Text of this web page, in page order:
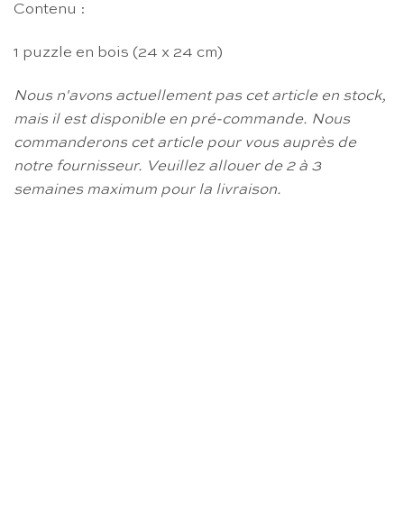
Contenu :
1 puzzle en bois (24 x 24 cm)
Nous n'avons actuellement pas cet article en stock,
mais il est disponible en pré-commande. Nous
commanderons cet article pour vous auprès de
notre fournisseur. Veuillez allouer de 2 à 3
semaines maximum pour la livraison.